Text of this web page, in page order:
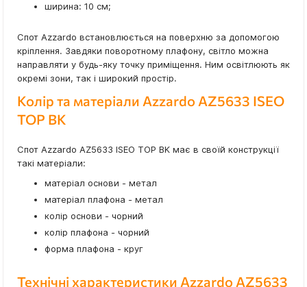
ширина: 10 см;
Спот Azzardo встановлюється на поверхню за допомогою
кріплення. Завдяки поворотному плафону, світло можна
направляти у будь-яку точку приміщення. Ним освітлюють як
окремі зони, так і широкий простір.
Колір та матеріали Azzardo AZ5633 ISEO
TOP BK
Спот Azzardo AZ5633 ISEO TOP BK має в своїй конструкції
такі матеріали:
матеріал основи - метал
матеріал плафона - метал
колір основи - чорний
колір плафона - чорний
форма плафона - круг
Технічні характеристики Azzardo AZ5633